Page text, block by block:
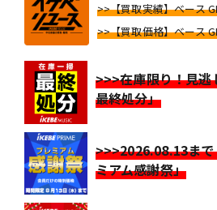
>>【買取実績】ベース
>>【買取価格】ベース
>>>在庫限り！見逃
最終処分」
>>>2026.08.13ま
ミアム感謝祭」